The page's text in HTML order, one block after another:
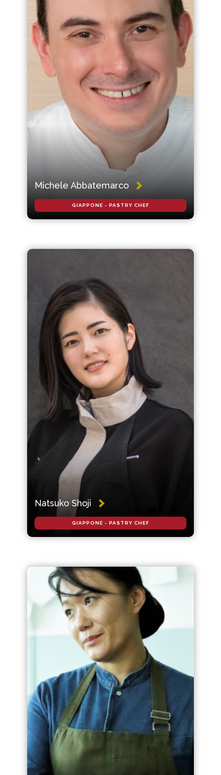
Michele Abbatemarco
GIAPPONE - PASTRY CHEF
Natsuko Shoji
GIAPPONE - PASTRY CHEF